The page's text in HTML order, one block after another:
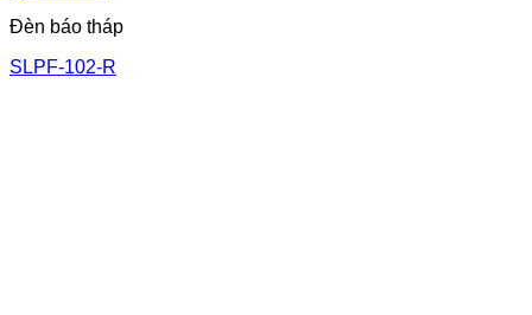
Đèn báo tháp
SLPF-102-R